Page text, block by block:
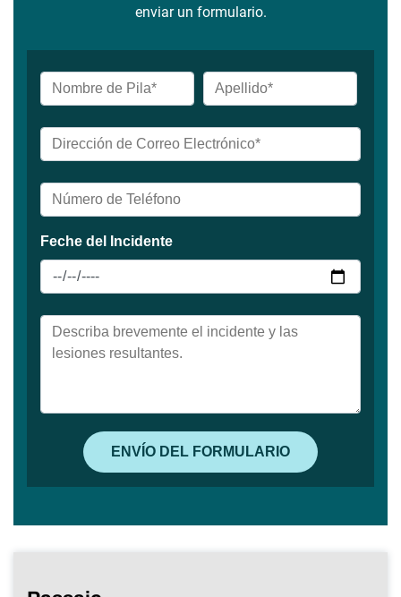
enviar un formulario.